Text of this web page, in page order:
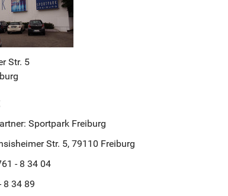
Str. 5
Sportpark Freiburg
Str. 5, 79110 Freiburg
- 8 34 04
8 34 89